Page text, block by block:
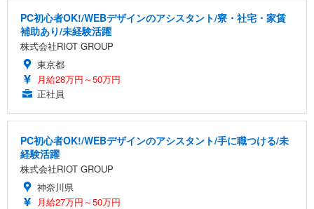
PC初心者OK!/WEBデザインのアシスタント/寮・社宅・家賃
補助あり/未経験活躍
株式会社RIOT GROUP
東京都
月給28万円～50万円
正社員
PC初心者OK!/WEBデザインのアシスタント/手に職つける/未
経験活躍
株式会社RIOT GROUP
神奈川県
月給27万円～50万円